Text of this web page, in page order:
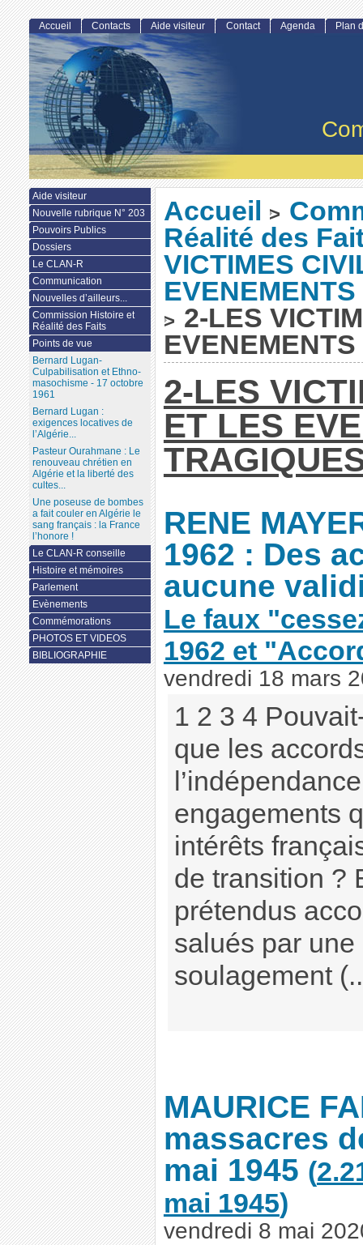
Accueil >
Réalité des
VICTIMES
> 2-LES
2-LES
ET LES
RENE
1962 : Des
aucune
Le faux
1962 et
vendredi 18 mars
1 2 3 4
que les
engagements
intérêts
de transition ?
prétendus
salués par
soulagement
MAURICE
massacres
mai 1945 (
mai 1945)
vendredi 8 mai
Accueil Contacts Aide visiteur Contact Agenda Plan
Aide visiteur
Nouvelle rubrique N° 203
Pouvoirs Publics
Dossiers
Le CLAN-R
Communication
Nouvelles d’ailleurs...
Commission Histoire et
Réalité des Faits
Points de vue
Bernard Lugan-
Culpabilisation et Ethno-
masochisme - 17 octobre
1961
Bernard Lugan :
exigences locatives de
l’Algérie...
Pasteur Ourahmane : Le
renouveau chrétien en
Algérie et la liberté des
cultes...
Une poseuse de bombes
a fait couler en Algérie le
sang français : la France
l’honore !
Le CLAN-R conseille
Histoire et mémoires
Parlement
Evènements
Commémorations
PHOTOS ET VIDEOS
BIBLIOGRAPHIE